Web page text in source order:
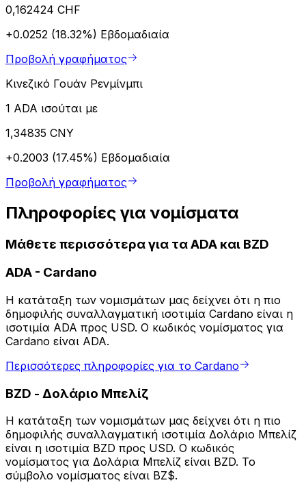
0,162424 CHF
+0.0252 (18.32%) Εβδομαδιαία
Προβολή γραφήματος
Κινεζικό Γουάν Ρενμίνμπι
1 ADA ισούται με
1,34835 CNY
+0.2003 (17.45%) Εβδομαδιαία
Προβολή γραφήματος
Πληροφορίες για νομίσματα
Μάθετε περισσότερα για τα ADA και BZD
ADA - Cardano
Η κατάταξη των νομισμάτων μας δείχνει ότι η πιο
δημοφιλής συναλλαγματική ισοτιμία Cardano είναι η
ισοτιμία ADA προς USD. Ο κωδικός νομίσματος για
Cardano είναι ADA.
Περισσότερες πληροφορίες για το Cardano
BZD - Δολάριο Μπελίζ
Η κατάταξη των νομισμάτων μας δείχνει ότι η πιο
δημοφιλής συναλλαγματική ισοτιμία Δολάριο Μπελίζ
είναι η ισοτιμία BZD προς USD. Ο κωδικός
νομίσματος για Δολάρια Μπελίζ είναι BZD. Το
σύμβολο νομίσματος είναι BZ$.